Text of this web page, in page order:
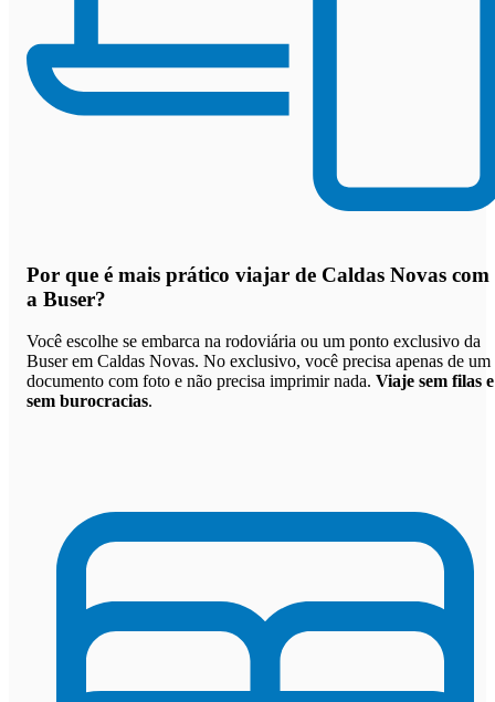
Por que é mais prático viajar de Caldas Novas com
a Buser?
Você escolhe se embarca na rodoviária ou um ponto exclusivo da
Buser em Caldas Novas. No exclusivo, você precisa apenas de um
documento com foto e não precisa imprimir nada. Viaje sem filas e
sem burocracias.